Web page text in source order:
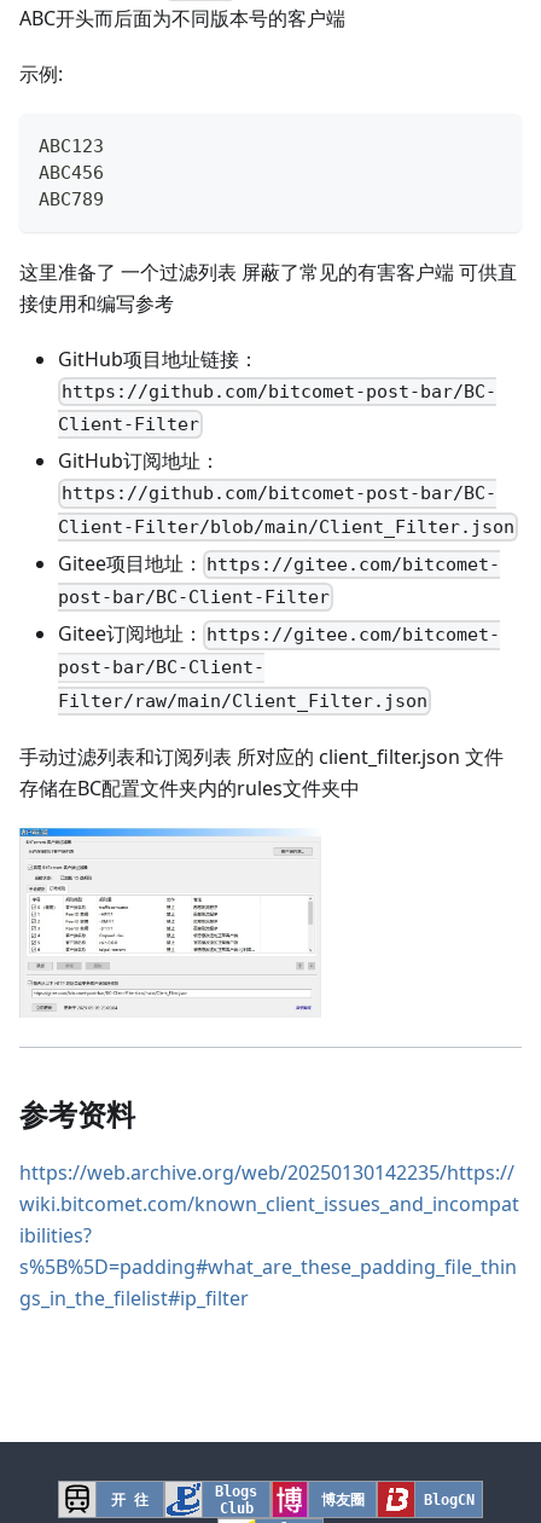
ABC开头而后面为不同版本号的客户端
示例:
ABC123
ABC456
ABC789
这里准备了 一个过滤列表 屏蔽了常见的有害客户端 可供直
接使用和编写参考
GitHub项目地址链接：
https://github.com/bitcomet-post-bar/BC-
Client-Filter
GitHub订阅地址：
https://github.com/bitcomet-post-bar/BC-
Client-Filter/blob/main/Client_Filter.json
Gitee项目地址：
https://gitee.com/bitcomet-
post-bar/BC-Client-Filter
Gitee订阅地址：
https://gitee.com/bitcomet-
post-bar/BC-Client-
Filter/raw/main/Client_Filter.json
手动过滤列表和订阅列表 所对应的 client_filter.json 文件
存储在BC配置文件夹内的rules文件夹中
参考资料
https://web.archive.org/web/20250130142235/https://
wiki.bitcomet.com/known_client_issues_and_incompat
ibilities?
s%5B%5D=padding#what_are_these_padding_file_thin
gs_in_the_filelist#ip_filter
开 往
Blogs
Club
博友圈
BlogCN